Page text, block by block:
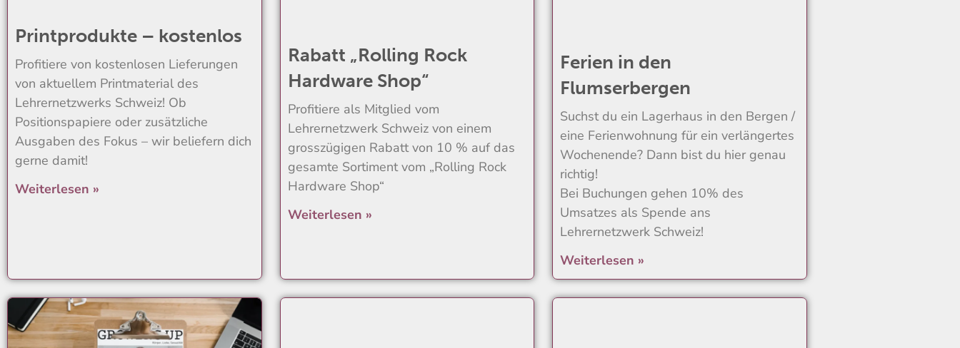
Printprodukte – kostenlos
Profitiere von kostenlosen Lieferungen
von aktuellem Printmaterial des
Lehrernetzwerks Schweiz! Ob
Positionspapiere oder zusätzliche
Ausgaben des Fokus – wir beliefern dich
gerne damit!
Weiterlesen »
Rabatt „Rolling Rock
Hardware Shop“
Profitiere als Mitglied vom
Lehrernetzwerk Schweiz von einem
grosszügigen Rabatt von 10 % auf das
gesamte Sortiment vom „Rolling Rock
Hardware Shop“
Weiterlesen »
Ferien in den
Flumserbergen
Suchst du ein Lagerhaus in den Bergen /
eine Ferienwohnung für ein verlängertes
Wochenende? Dann bist du hier genau
richtig!
Bei Buchungen gehen 10% des
Umsatzes als Spende ans
Lehrernetzwerk Schweiz!
Weiterlesen »